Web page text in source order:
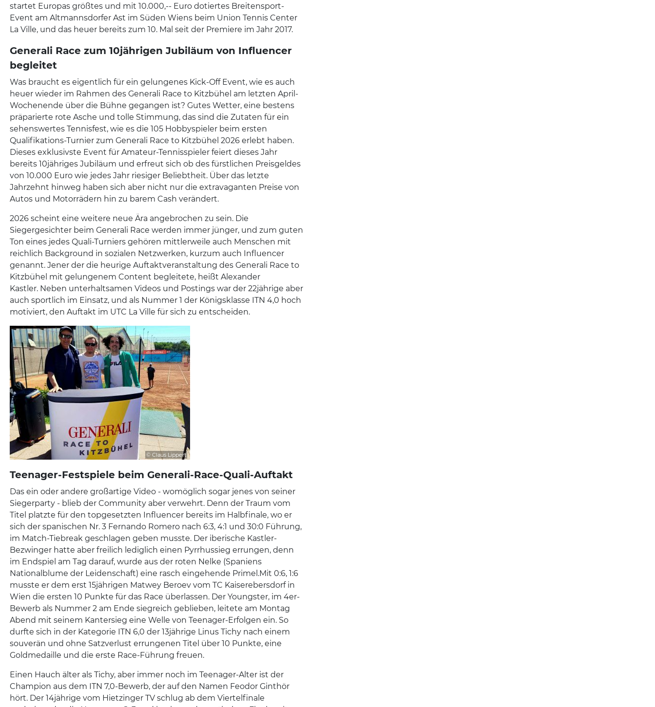
startet Europas größtes und mit 10.000,-- Euro dotiertes Breitensport-
Event am Altmannsdorfer Ast im Süden Wiens beim Union Tennis Center
La Ville, und das heuer bereits zum 10. Mal seit der Premiere im Jahr 2017.
Generali Race zum 10jährigen Jubiläum von Influencer
begleitet
Was braucht es eigentlich für ein gelungenes Kick-Off Event, wie es auch
heuer wieder im Rahmen des Generali Race to Kitzbühel am letzten April-
Wochenende über die Bühne gegangen ist? Gutes Wetter, eine bestens
präparierte rote Asche und tolle Stimmung, das sind die Zutaten für ein
sehenswertes Tennisfest, wie es die 105 Hobbyspieler beim ersten
Qualifikations-Turnier zum Generali Race to Kitzbühel 2026 erlebt haben.
Dieses exklusivste Event für Amateur-Tennisspieler feiert dieses Jahr
bereits 10jähriges Jubiläum und erfreut sich ob des fürstlichen Preisgeldes
von 10.000 Euro wie jedes Jahr riesiger Beliebtheit. Über das letzte
Jahrzehnt hinweg haben sich aber nicht nur die extravaganten Preise von
Autos und Motorrädern hin zu barem Cash verändert.
2026 scheint eine weitere neue Ära angebrochen zu sein. Die
Siegergesichter beim Generali Race werden immer jünger, und zum guten
Ton eines jedes Quali-Turniers gehören mittlerweile auch Menschen mit
reichlich Background in sozialen Netzwerken, kurzum auch Influencer
genannt. Jener der die heurige Auftaktveranstaltung des Generali Race to
Kitzbühel mit gelungenem Content begleitete, heißt Alexander
Kastler. Neben unterhaltsamen Videos und Postings war der 22jährige aber
auch sportlich im Einsatz, und als Nummer 1 der Königsklasse ITN 4,0 hoch
motiviert, den Auftakt im UTC La Ville für sich zu entscheiden.
© Claus Lippert
Teenager-Festspiele beim Generali-Race-Quali-Auftakt
Das ein oder andere großartige Video - womöglich sogar jenes von seiner
Siegerparty - blieb der Community aber verwehrt. Denn der Traum vom
Titel platzte für den topgesetzten Influencer bereits im Halbfinale, wo er
sich der spanischen Nr. 3 Fernando Romero nach 6:3, 4:1 und 30:0 Führung,
im Match-Tiebreak geschlagen geben musste. Der iberische Kastler-
Bezwinger hatte aber freilich lediglich einen Pyrrhussieg errungen, denn
im Endspiel am Tag darauf, wurde aus der roten Nelke (Spaniens
Nationalblume der Leidenschaft) eine rasch eingehende Primel.Mit 0:6, 1:6
musste er dem erst 15jährigen Matwey Beroev vom TC Kaiserebersdorf in
Wien die ersten 10 Punkte für das Race überlassen. Der Youngster, im 4er-
Bewerb als Nummer 2 am Ende siegreich geblieben, leitete am Montag
Abend mit seinem Kantersieg eine Welle von Teenager-Erfolgen ein. So
durfte sich in der Kategorie ITN 6,0 der 13jährige Linus Tichy nach einem
souverän und ohne Satzverlust errungenen Titel über 10 Punkte, eine
Goldmedaille und die erste Race-Führung freuen.
Einen Hauch älter als Tichy, aber immer noch im Teenager-Alter ist der
Champion aus dem ITN 7,0-Bewerb, der auf den Namen Feodor Ginthör
hört. Der 14jährige vom Hietzinger TV schlug ab dem Viertelfinale